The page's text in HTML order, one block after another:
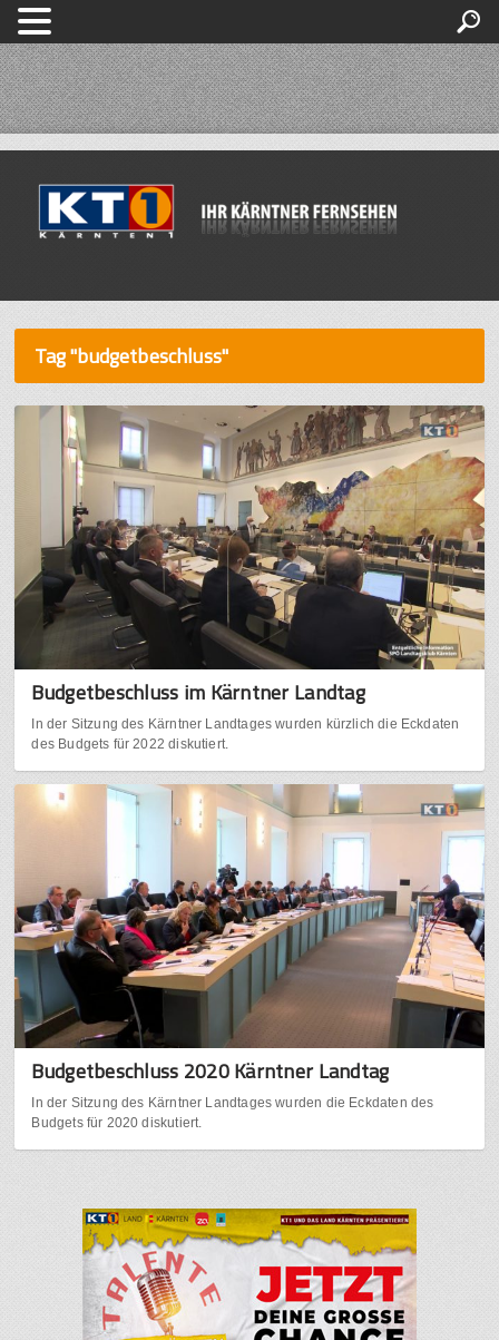
Tag "budgetbeschluss"
Budgetbeschluss im Kärntner Landtag
In der Sitzung des Kärntner Landtages wurden kürzlich die Eckdaten
des Budgets für 2022 diskutiert.
Budgetbeschluss 2020 Kärntner Landtag
In der Sitzung des Kärntner Landtages wurden die Eckdaten des
Budgets für 2020 diskutiert.